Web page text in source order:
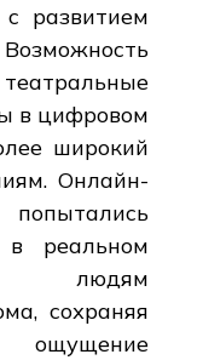
с развитием
в цифровом
широкий
Онлайн-
в реальном
людям
сохраняя
ощущение